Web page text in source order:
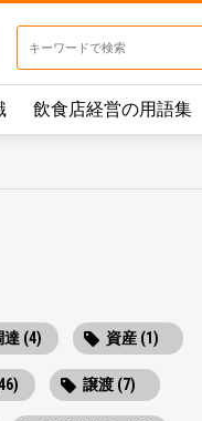
飲食店経営の用語集
達 (4) 資産 (1)
譲渡 (7)